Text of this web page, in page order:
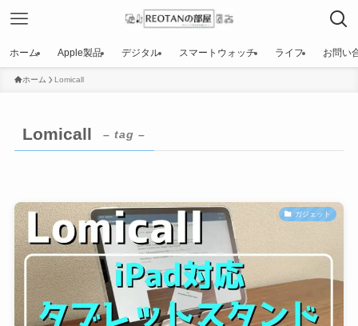
ホーム Apple製品 デジタル スマートウォッチ ライフ お問い
ホーム Lomicall
Lomicall – tag –
ガジェット